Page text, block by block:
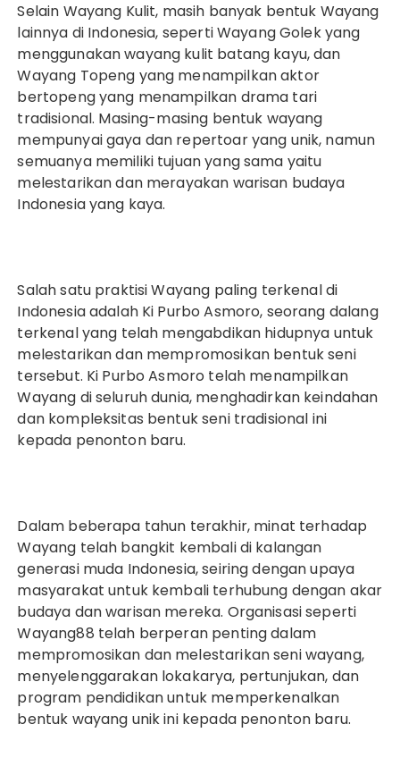
Selain Wayang Kulit, masih banyak bentuk Wayang
lainnya di Indonesia, seperti Wayang Golek yang
menggunakan wayang kulit batang kayu, dan
Wayang Topeng yang menampilkan aktor
bertopeng yang menampilkan drama tari
tradisional. Masing-masing bentuk wayang
mempunyai gaya dan repertoar yang unik, namun
semuanya memiliki tujuan yang sama yaitu
melestarikan dan merayakan warisan budaya
Indonesia yang kaya.
Salah satu praktisi Wayang paling terkenal di
Indonesia adalah Ki Purbo Asmoro, seorang dalang
terkenal yang telah mengabdikan hidupnya untuk
melestarikan dan mempromosikan bentuk seni
tersebut. Ki Purbo Asmoro telah menampilkan
Wayang di seluruh dunia, menghadirkan keindahan
dan kompleksitas bentuk seni tradisional ini
kepada penonton baru.
Dalam beberapa tahun terakhir, minat terhadap
Wayang telah bangkit kembali di kalangan
generasi muda Indonesia, seiring dengan upaya
masyarakat untuk kembali terhubung dengan akar
budaya dan warisan mereka. Organisasi seperti
Wayang88 telah berperan penting dalam
mempromosikan dan melestarikan seni wayang,
menyelenggarakan lokakarya, pertunjukan, dan
program pendidikan untuk memperkenalkan
bentuk wayang unik ini kepada penonton baru.